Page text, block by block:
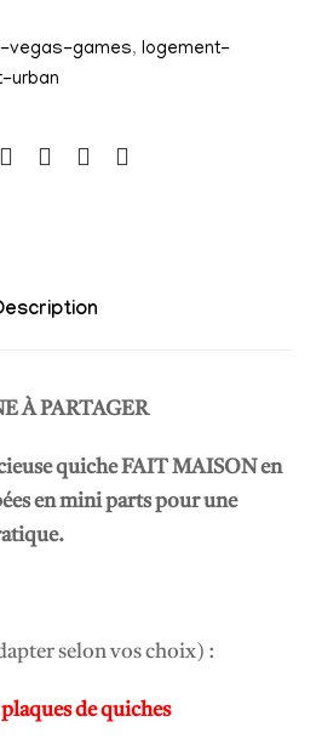
vegas-games, logement-
urban
À PARTAGER
quiche FAIT MAISON en
en mini parts pour une
selon vos choix) :
plaques de quiches